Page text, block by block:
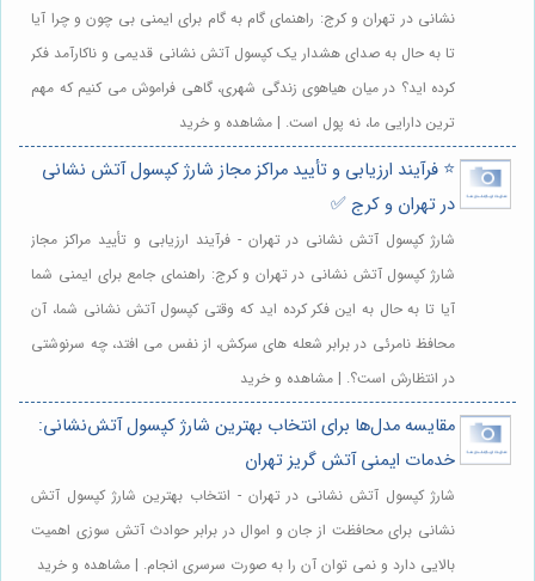
نشانی در تهران و کرج: راهنمای گام به گام برای ایمنی بی چون و چرا آیا
تا به حال به صدای هشدار یک کپسول آتش نشانی قدیمی و ناکارآمد فکر
کرده اید؟ در میان هیاهوی زندگی شهری، گاهی فراموش می کنیم که مهم
ترین دارایی ما، نه پول است. | مشاهده و خرید
⭐️ فرآیند ارزیابی و تأیید مراکز مجاز شارژ کپسول آتش نشانی
در تهران و کرج ✅
شارژ کپسول آتش نشانی در تهران - فرآیند ارزیابی و تأیید مراکز مجاز
شارژ کپسول آتش نشانی در تهران و کرج: راهنمای جامع برای ایمنی شما
آیا تا به حال به این فکر کرده اید که وقتی کپسول آتش نشانی شما، آن
محافظ نامرئی در برابر شعله های سرکش، از نفس می افتد، چه سرنوشتی
در انتظارش است؟. | مشاهده و خرید
مقایسه مدل‌ها برای انتخاب بهترین شارژ کپسول آتش‌نشانی:
خدمات ایمنی آتش گریز تهران
شارژ کپسول آتش نشانی در تهران - انتخاب بهترین شارژ کپسول آتش
نشانی برای محافظت از جان و اموال در برابر حوادث آتش سوزی اهمیت
بالایی دارد و نمی توان آن را به صورت سرسری انجام. | مشاهده و خرید